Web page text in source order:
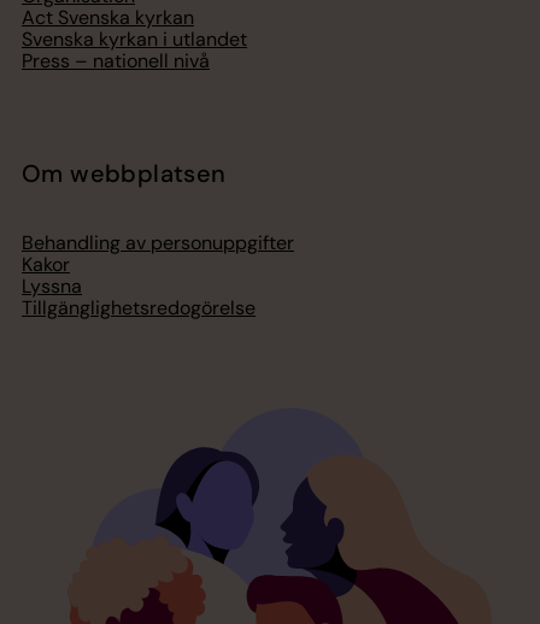
Act Svenska kyrkan
Svenska kyrkan i utlandet
Press – nationell nivå
Om webbplatsen
Behandling av personuppgifter
Kakor
Lyssna
Tillgänglighetsredogörelse